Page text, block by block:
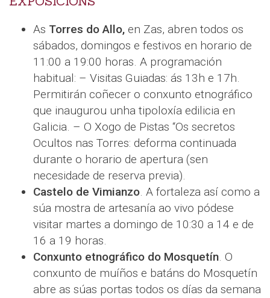
As Torres do Allo, en Zas, abren todos os
sábados, domingos e festivos en horario de
11:00 a 19:00 horas. A programación
habitual: – Visitas Guiadas: ás 13h e 17h.
Permitirán coñecer o conxunto etnográfico
que inaugurou unha tipoloxía edilicia en
Galicia. – O Xogo de Pistas “Os secretos
Ocultos nas Torres: deforma continuada
durante o horario de apertura (sen
necesidade de reserva previa).
Castelo de Vimianzo. A fortaleza así como a
súa mostra de artesanía ao vivo pódese
visitar martes a domingo de 10:30 a 14 e de
16 a 19 horas.
Conxunto etnográfico do Mosquetín. O
conxunto de muíños e batáns do Mosquetín
abre as súas portas todos os días da semana